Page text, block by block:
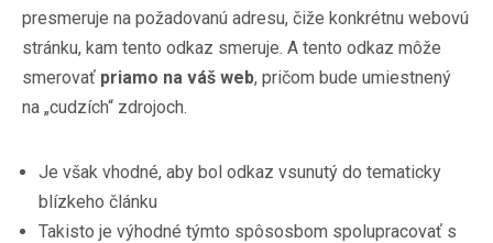
presmeruje na požadovanú adresu, čiže konkrétnu webovú
stránku, kam tento odkaz smeruje. A tento odkaz môže
smerovať priamo na váš web, pričom bude umiestnený
na „cudzích“ zdrojoch.
Je však vhodné, aby bol odkaz vsunutý do tematicky
blízkeho článku
Takisto je výhodné týmto spôsosbom spolupracovať s